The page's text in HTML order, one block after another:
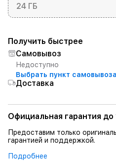
24 ГБ
Получить быстрее
Самовывоз
Недоступно
Выбрать пункт самовывоза
Доставка
Официальная гарантия до
Предоставим только
гарантией и поддержкой.
Подробнее